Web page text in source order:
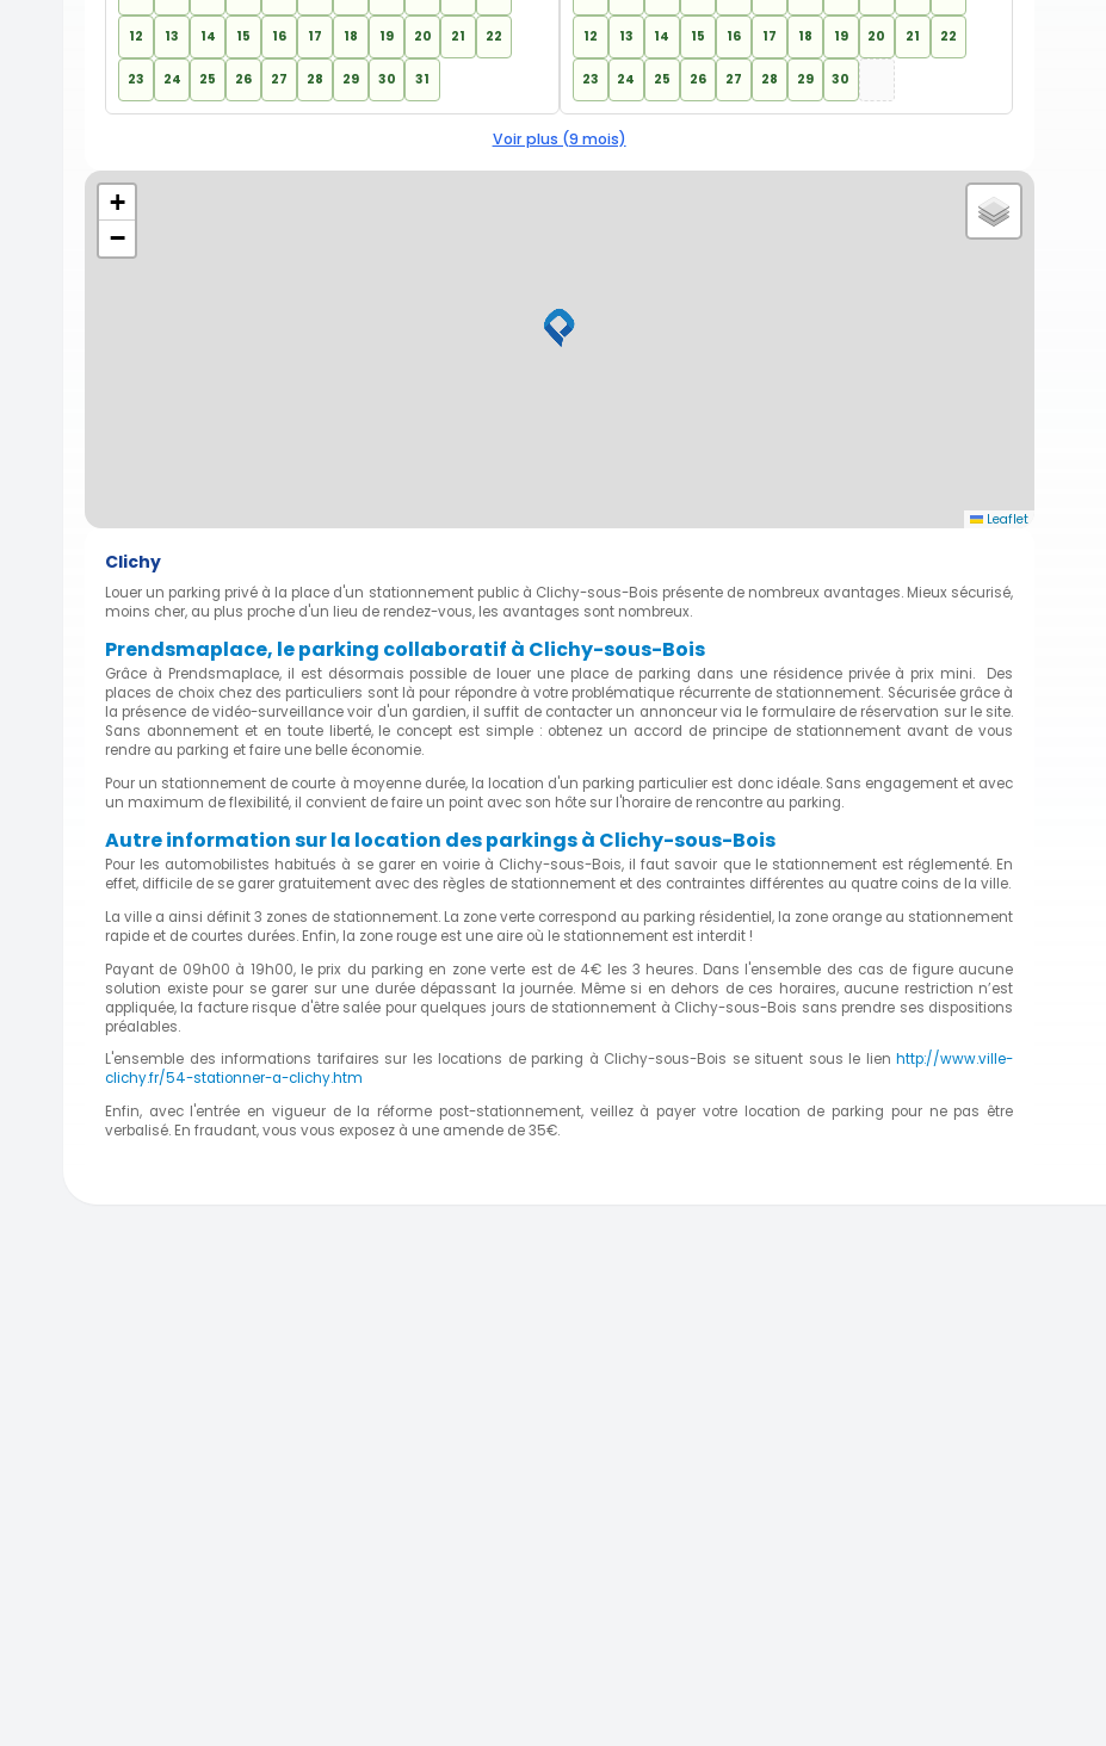
12 13 14 15 16 17 18 19 20 21 22
23 24 25 26 27 28 29 30 31
12 13 14 15 16 17 18 19 20 21 22
23 24 25 26 27 28 29 30
Voir plus (9 mois)
+
−
Leaflet
Clichy
Louer un parking privé à la place d'un stationnement public à Clichy-sous-Bois présente de nombreux avantages. Mieux sécurisé,
moins cher, au plus proche d'un lieu de rendez-vous, les avantages sont nombreux.
Prendsmaplace, le parking collaboratif à Clichy-sous-Bois
Grâce à Prendsmaplace, il est désormais possible de louer une place de parking dans une résidence privée à prix mini. Des
places de choix chez des particuliers sont là pour répondre à votre problématique récurrente de stationnement. Sécurisée grâce à
la présence de vidéo-surveillance voir d'un gardien, il suffit de contacter un annonceur via le formulaire de réservation sur le site.
Sans abonnement et en toute liberté, le concept est simple : obtenez un accord de principe de stationnement avant de vous
rendre au parking et faire une belle économie.
Pour un stationnement de courte à moyenne durée, la location d'un parking particulier est donc idéale. Sans engagement et avec
un maximum de flexibilité, il convient de faire un point avec son hôte sur l'horaire de rencontre au parking.
Autre information sur la location des parkings à Clichy-sous-Bois
Pour les automobilistes habitués à se garer en voirie à Clichy-sous-Bois, il faut savoir que le stationnement est réglementé. En
effet, difficile de se garer gratuitement avec des règles de stationnement et des contraintes différentes au quatre coins de la ville.
La ville a ainsi définit 3 zones de stationnement. La zone verte correspond au parking résidentiel, la zone orange au stationnement
rapide et de courtes durées. Enfin, la zone rouge est une aire où le stationnement est interdit !
Payant de 09h00 à 19h00, le prix du parking en zone verte est de 4€ les 3 heures. Dans l'ensemble des cas de figure aucune
solution existe pour se garer sur une durée dépassant la journée. Même si en dehors de ces horaires, aucune restriction n’est
appliquée, la facture risque d'être salée pour quelques jours de stationnement à Clichy-sous-Bois sans prendre ses dispositions
préalables.
L'ensemble des informations tarifaires sur les locations de parking à Clichy-sous-Bois se situent sous le lienhttp://www.ville-
clichy.fr/54-stationner-a-clichy.htm
Enfin, avec l'entrée en vigueur de la réforme post-stationnement, veillez à payer votre location de parking pour ne pas être
verbalisé. En fraudant, vous vous exposez à une amende de 35€.